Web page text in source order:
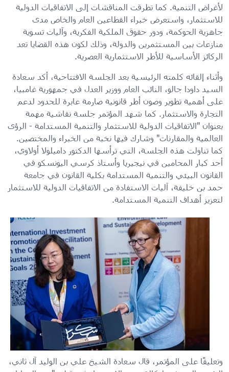
لأغراض التنمية. كما تطرقت المناقشات إلى الاتفاقيات الدولية
للاستثمار، واستعرض خبراء القطاعين العام والخاص مدى
جاهزية الحوكمة، ودور حقوق الملكية الفكرية، وآليات تسوية
منازعات بين المستثمرين والدولة، وذلك لكون هذه القضايا تعد
الركائز الأساسية للأطر الاستثمارية العصرية.
وأثناء إلقائه كلمته الرئيسية بعد الجلسة الافتتاحية، أكد سعادة
السيد داودا جالو، النائب العام ووزير العدل في جمهورية غامبيا،
على أهمية تطوير وصون أطر قانونية صارمة عابرة للحدود لدعم
التجارة والاستثمار. كما شهد المؤتمر جلسة نقاشية مهمة
بعنوان "الاتفاقيات الدولية للاستثمار والتنمية المستدامة - الرؤى
العالمية والمقارنات" وشارك فيها نخبة من الخبراء والمختصين.
كما تناولت هذه الجلسة، التي ترأسها الدكتور داميلولا أولاوي،
أحد كبار المحامين في نيجيريا وأستاذ كرسي اليونسكو في
القانون البيئي والتنمية المستدامة بكلية القانون في جامعة
حمد بن خليفة، آليات الاستفادة من الاتفاقيات الدولية للاستثمار
لتعزيز أهداف التنمية المستدامة.
وتعليقًا على المؤتمر، قال سعادة الشيخ علي بن الوليد آل ثاني،